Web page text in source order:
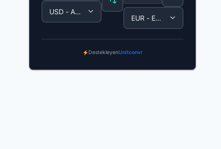
DestekleyenUnitconvr